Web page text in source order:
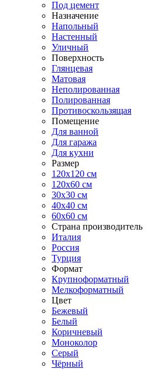
Под цемент
Назначение
Напольный
Настенный
Уличный
Поверхность
Глянцевая
Матовая
Неполированная
Полированная
Противоскользящая
Помещение
Для ванной
Для гаража
Для кухни
Размер
120x120 см
120x60 см
30x30 см
40x40 см
60x60 см
Страна производитель
Италия
Россия
Турция
Формат
Крупноформатный
Мелкоформатный
Цвет
Бежевый
Белый
Коричневый
Моноколор
Серый
Чёрный